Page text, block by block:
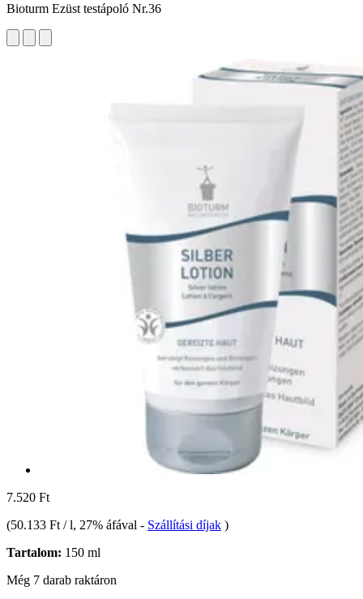
Bioturm Ezüst testápoló Nr.36
7.520 Ft
(50.133 Ft / l, 27% áfával - Szállítási díjak )
Tartalom: 150 ml
Még 7 darab raktáron